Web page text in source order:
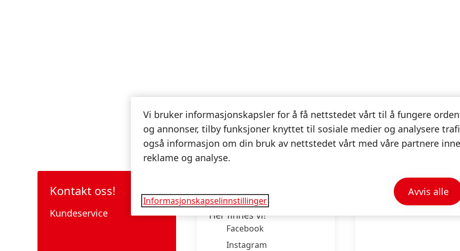
For mer informasjon
Kontakt oss!
Kundeservice
Schwarzkopf i sosiale
medier
Her finnes vi!
Facebook
Instagram
Vi bruker informasjonskapsler for å få nettstedet vårt til å fungere
og annonser, tilby funksjoner knyttet til sosiale medier og analysere
også informasjon om din bruk av nettstedet vårt med våre partnere
reklame og analyse.
Informasjonskapselinnstillinger
Avvis alle